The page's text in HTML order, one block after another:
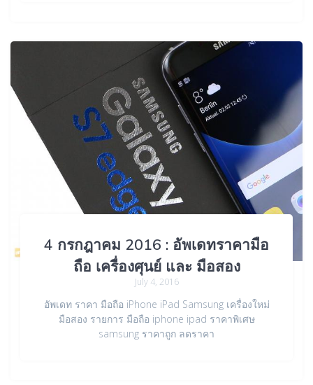
4 กรกฎาคม 2016 : อัพเดทราคามือ
ถือ เครื่องศุนย์ และ มือสอง
July 4, 2016
อัพเดท ราคา มือถือ iPhone iPad Samsung เครื่องใหม่
มือสอง รายการ มือถือ iphone ipad ราคาพิเศษ
samsung ราคาถูก ลดราคา